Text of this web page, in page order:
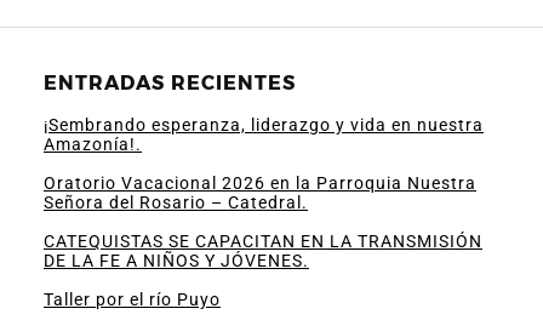
ENTRADAS RECIENTES
¡Sembrando esperanza, liderazgo y vida en nuestra
Amazonía!.
Oratorio Vacacional 2026 en la Parroquia Nuestra
Señora del Rosario – Catedral.
CATEQUISTAS SE CAPACITAN EN LA TRANSMISIÓN
DE LA FE A NIÑOS Y JÓVENES.
Taller por el río Puyo